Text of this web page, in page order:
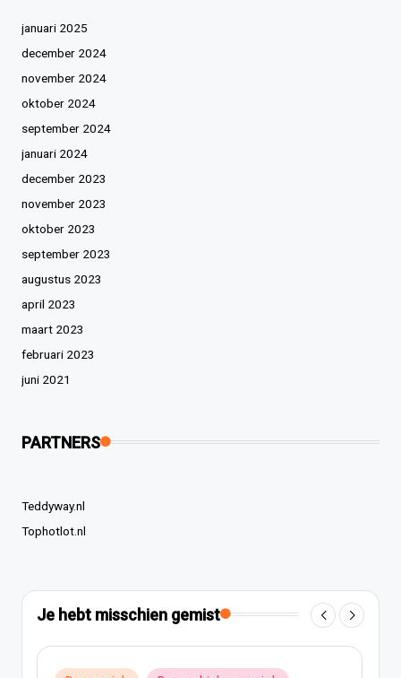
januari 2025
december 2024
november 2024
oktober 2024
september 2024
januari 2024
december 2023
november 2023
oktober 2023
september 2023
augustus 2023
april 2023
maart 2023
februari 2023
juni 2021
PARTNERS
Teddyway.nl
Tophotlot.nl
Je hebt misschien gemist